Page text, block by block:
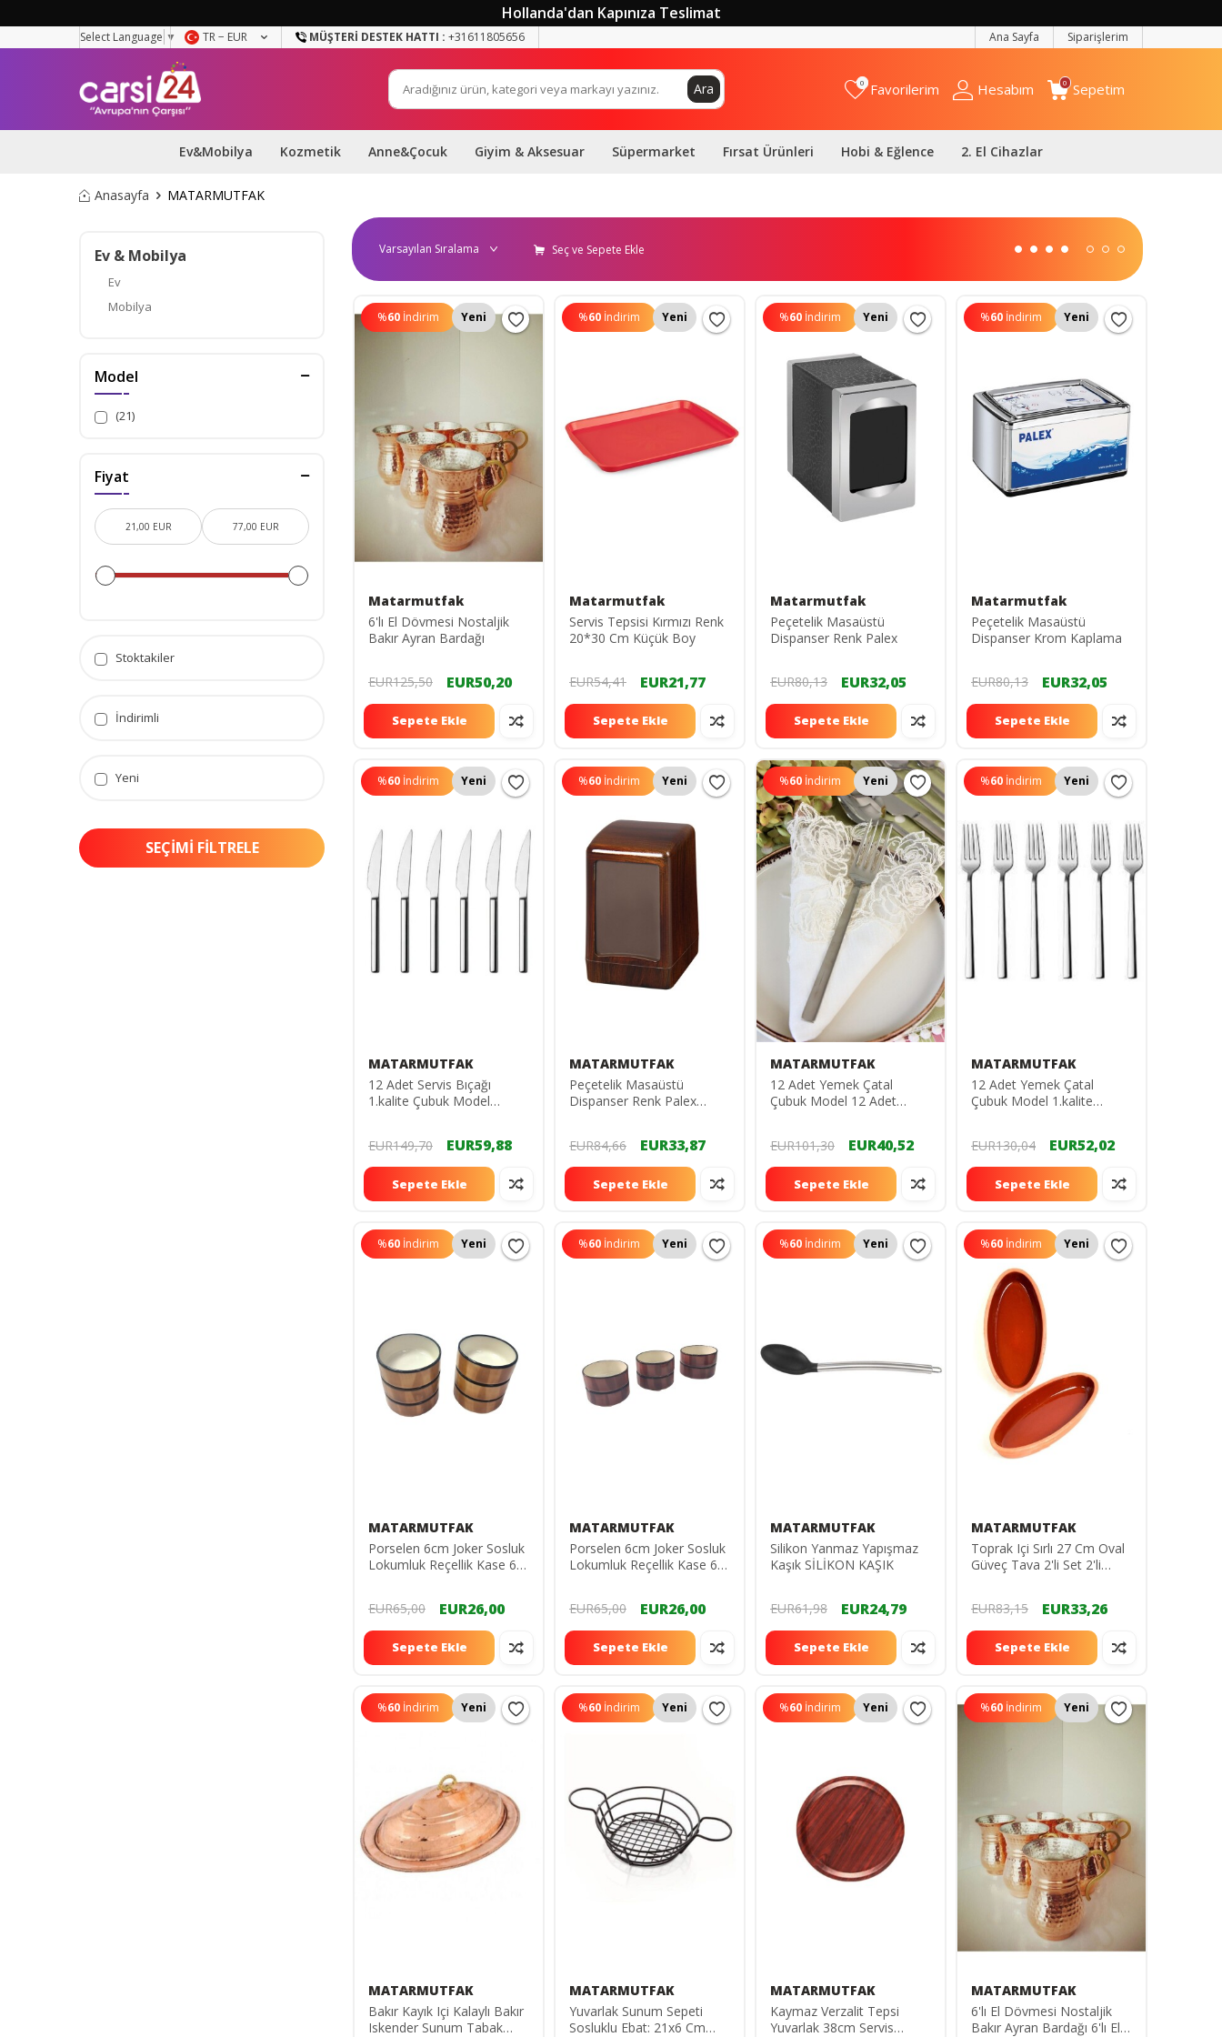
Hollanda'dan Kapınıza Teslimat
Select Language ▼ TR − EUR MÜŞTERI DESTEK HATTI : +31611805656 Ana Sayfa Siparişlerim
Ara 0 Favorilerim Hesabım 0 Sepetim
Ev&Mobilya Kozmetik Anne&Çocuk Giyim & Aksesuar Süpermarket Fırsat Ürünleri Hobi & Eğlence 2. El Cihazlar
Anasayfa MATARMUTFAK
Ev & Mobilya
Ev
Mobilya
Model
(21)
Fiyat
Stoktakiler
İndirimli
Yeni
SEÇIMI FILTRELE
Seç ve Sepete Ekle
%60 İndirim Yeni
Matarmutfak
6'lı El Dövmesi Nostaljik
Bakır Ayran Bardağı
EUR125,50 EUR50,20
Sepete Ekle
%60 İndirim Yeni
Matarmutfak
Servis Tepsisi Kırmızı Renk
20*30 Cm Küçük Boy
EUR54,41 EUR21,77
Sepete Ekle
%60 İndirim Yeni
Matarmutfak
Peçetelik Masaüstü
Dispanser Renk Palex
EUR80,13 EUR32,05
Sepete Ekle
%60 İndirim Yeni
Matarmutfak
Peçetelik Masaüstü
Dispanser Krom Kaplama
EUR80,13 EUR32,05
Sepete Ekle
%60 İndirim Yeni
MATARMUTFAK
12 Adet Servis Bıçağı
1.kalite Çubuk Model
EUR149,70 EUR59,88
Sepete Ekle
%60 İndirim Yeni
MATARMUTFAK
Peçetelik Masaüstü
Dispanser Renk Palex
EUR84,66 EUR33,87
Sepete Ekle
%60 İndirim Yeni
MATARMUTFAK
12 Adet Yemek Çatal
Çubuk Model 12 Adet
EUR101,30
EUR40,52
Sepete Ekle
%60 İndirim Yeni
MATARMUTFAK
12 Adet Yemek Çatal
Çubuk Model 1.kalite
PASLANMAZLIK
GARANTİLİ
EUR130,04 EUR52,02
Sepete Ekle
%60 İndirim Yeni
MATARMUTFAK
Porselen 6cm Joker Sosluk
Lokumluk Reçellik Kase 6
EUR65,00 EUR26,00
Sepete Ekle
%60 İndirim Yeni
MATARMUTFAK
Porselen 6cm Joker Sosluk
Lokumluk Reçellik Kase 6
EUR65,00 EUR26,00
Sepete Ekle
%60 İndirim Yeni
MATARMUTFAK
Silikon Yanmaz Yapışmaz
Kaşık SİLİKON KAŞIK
EUR61,98 EUR24,79
Sepete Ekle
%60 İndirim Yeni
MATARMUTFAK
Toprak Içi Sırlı 27 Cm Oval
Güveç Tava 2'li Set 2'li
EUR83,15
EUR33,26
Sepete Ekle
%60 İndirim Yeni
MATARMUTFAK
Bakır Kayık Içi Kalaylı Bakır
Iskender Sunum Tabak
%60 İndirim Yeni
MATARMUTFAK
Yuvarlak Sunum Sepeti
Sosluklu Ebat: 21x6 Cm
%60 İndirim Yeni
MATARMUTFAK
Kaymaz Verzalit Tepsi
Yuvarlak 38cm Servis
%60 İndirim Yeni
MATARMUTFAK
6'lı El Dövmesi Nostaljik
Bakır Ayran Bardağı 6'lı El